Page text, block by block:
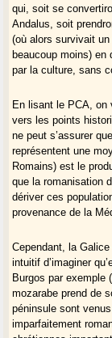
qui, soit se
Andalus, soit
(où alors survivait
beaucoup moins) en
par la culture, sans
En lisant le PCA, on
vers les points
ne peut s’assurer
représentent une
Romains) est le
que la romanisation
dériver ces
provenance de la
Cependant, la
intuitif d’imaginer
Burgos par exemple
mozarabe prend de
péninsule sont
imparfaitement